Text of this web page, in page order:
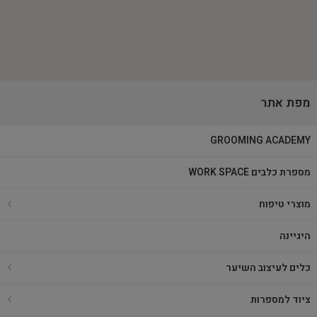
מפת אתר
GROOMING ACADEMY
מספרת כלבים WORK SPACE
מוצרי טיפוח
היגיינה
כלים לעיצוב השיער
ציוד למספרות